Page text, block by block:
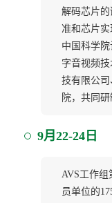
解码芯片
准和芯片
中国科学
字音视频
技有限公
院，共同研
9月22-24日
AVS工作组
员单位的